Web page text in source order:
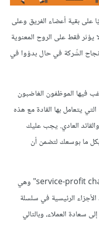
على بقية أعضاء الفريق وعلى
يؤثر فقط على الروح المعنوية
نجاح الشّركة في حال بدؤوا في
فيها الموظفون الغاضبون
يتعامل بها القادة مع هذه
العادي. يجب عليك
بكل ما بوسعك لتضمن أن
هناك مفهوم يدعى "سلسة خدمة-ربح service-profit chain" وهي
الأجزاء الرئيسية في سلسلة
العملاء، وبالتالي